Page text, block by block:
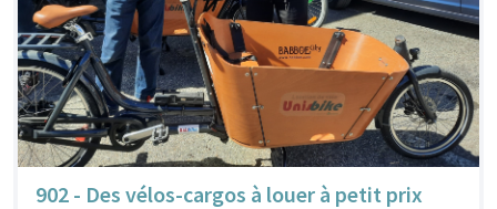
902 - Des vélos-cargos à louer à petit prix